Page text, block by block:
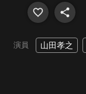
演員 山田孝之